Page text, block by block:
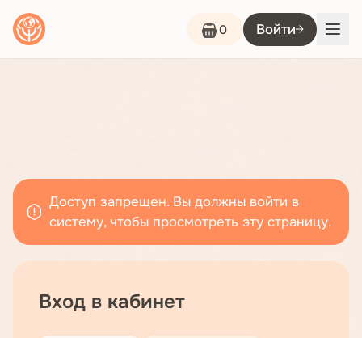
0 Войти
Сообщение
об
ошибке
Доступ запрещен. Вы должны войти в
систему, чтобы просмотреть эту страницу.
Вход в кабинет